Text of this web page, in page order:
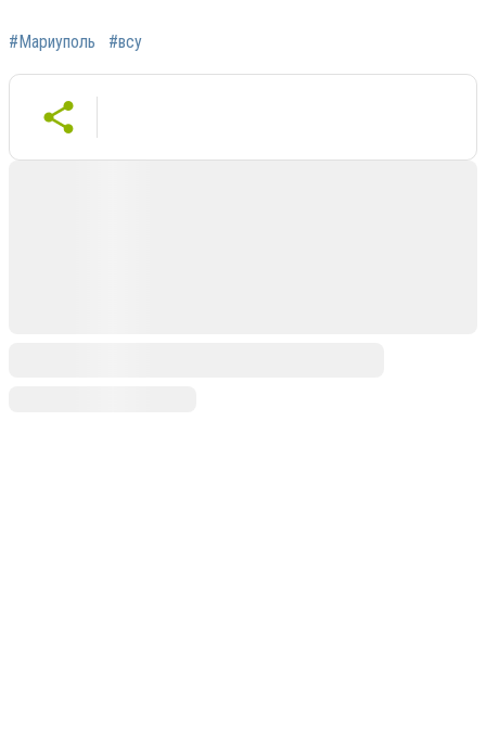
#Мариуполь #всу